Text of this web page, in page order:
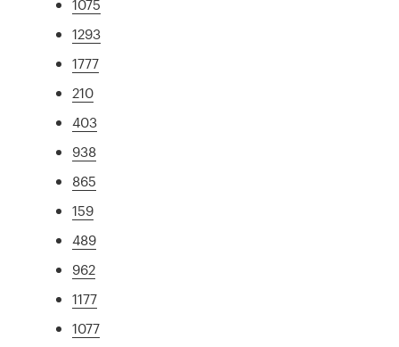
1075
1293
1777
210
403
938
865
159
489
962
1177
1077